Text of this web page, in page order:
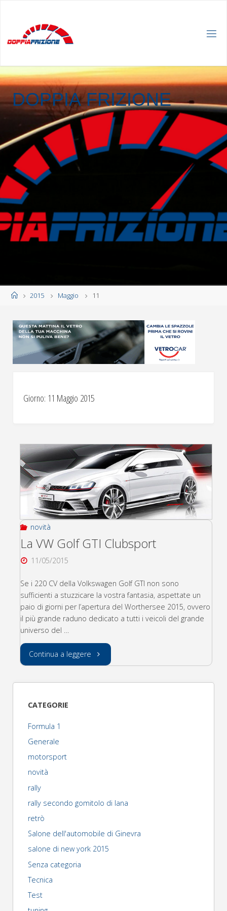
DOPPIA FRIZIONE
Home2015 Maggio 11
Giorno: 11 Maggio 2015
novità
La VW Golf GTI Clubsport
11/05/2015
Se i 220 CV della Volkswagen Golf GTI non sono
sufficienti a stuzzicare la vostra fantasia, aspettate un
paio di giorni per l’apertura del Worthersee 2015, ovvero
il più grande raduno dedicato a tutti i veicoli del grande
universo del …
Continua a leggere "La
CATEGORIE
Formula 1
Generale
motorsport
novità
rally
rally secondo gomitolo di lana
retrò
Salone dell'automobile di Ginevra
salone di new york 2015
Senza categoria
Tecnica
Test